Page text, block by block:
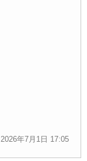
2026年7月1日 17:05